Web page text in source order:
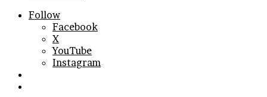
Follow
Facebook
X
YouTube
Instagram